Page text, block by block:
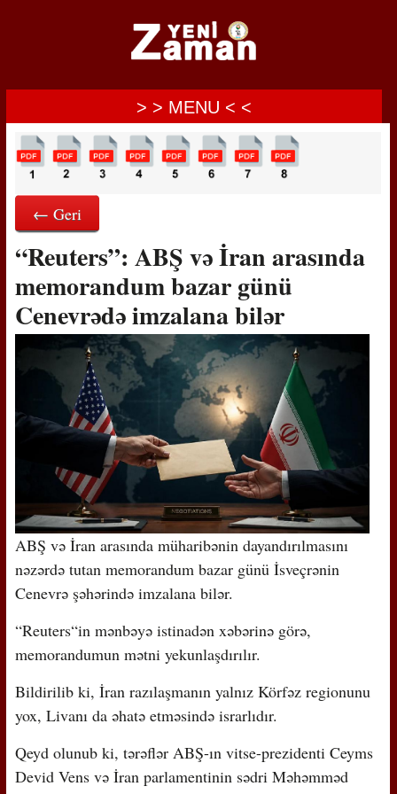
> > MENU < <
← Geri
“Reuters”: ABŞ və İran arasında
memorandum bazar günü
Cenevrədə imzalana bilər
ABŞ və İran arasında müharibənin dayandırılmasını
nəzərdə tutan memorandum bazar günü İsveçrənin
Cenevrə şəhərində imzalana bilər.
“Reuters“in mənbəyə istinadən xəbərinə görə,
memorandumun mətni yekunlaşdırılır.
Bildirilib ki, İran razılaşmanın yalnız Körfəz regionunu
yox, Livanı da əhatə etməsində israrlıdır.
Qeyd olunub ki, tərəflər ABŞ-ın vitse-prezidenti Ceyms
Devid Vens və İran parlamentinin sədri Məhəmməd